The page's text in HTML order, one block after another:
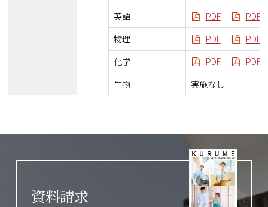
英語
PDF
PDF
物理
PDF
PDF
化学
PDF
PDF
生物
実施なし
資料請求